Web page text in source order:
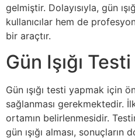
gelmiştir. Dolayısıyla, gün
kullanıcılar hem de
bir araçtır.
Gün Işığı Testi
Gün ışığı testi yapmak için
sağlanması gerekmektedir.
ortamın belirlenmesidir.
gün ışığı alması, sonuçların